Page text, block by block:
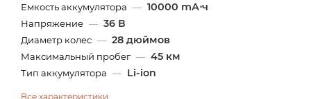
Емкость аккумулятора — 10000 mА⋅ч
Напряжение — 36 В
Диаметр колес — 28 дюймов
Максимальный пробег — 45 км
Тип аккумулятора — Li-ion
Все характеристики